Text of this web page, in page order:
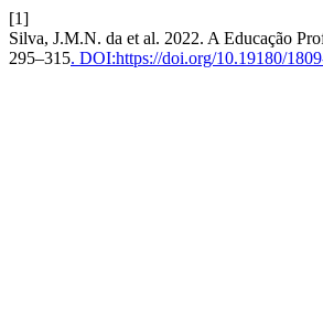
[1]
Silva, J.M.N. da et al. 2022. A Educação
295–315. DOI:https://doi.org/10.19180/